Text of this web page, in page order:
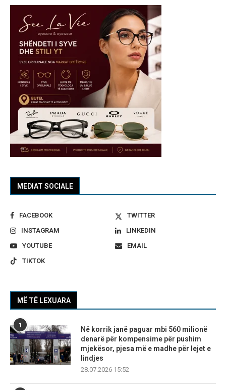
MEDIAT SOCIALE
FACEBOOK
TWITTER
INSTAGRAM
LINKEDIN
YOUTUBE
EMAIL
TIKTOK
MË TË LEXUARA
1
Në korrik janë paguar mbi 560 milionë
denarë për kompensime për pushim
mjekësor, pjesa më e madhe për lejet e
lindjes
28.07.2026 15:52